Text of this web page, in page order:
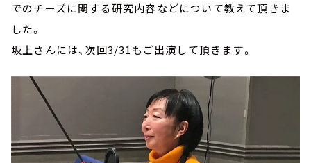
でのチーズに関する研究内容などについて教えて頂きま
した。
坂上さんには、次回3/31もご出演して頂きます。